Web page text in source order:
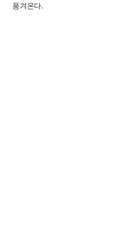
풍겨온다.